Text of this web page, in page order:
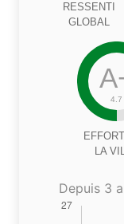
RESSENTI
GLOBAL
4.7
LA
Depuis 3